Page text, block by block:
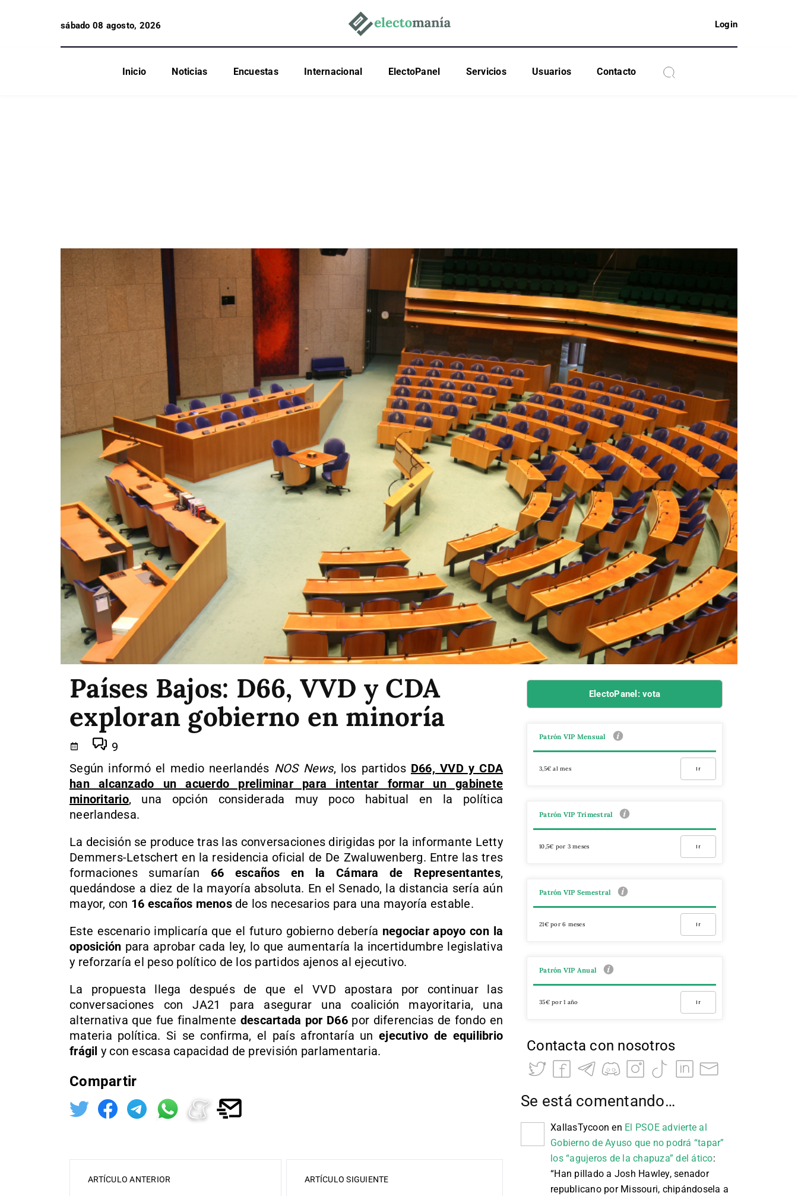
sábado 08 agosto, 2026 Login
Inicio Noticias Encuestas Internacional ElectoPanel Servicios Usuarios Contacto
Países Bajos: D66, VVD y CDA
exploran gobierno en minoría
9
Según informó el medio neerlandés NOS News, los partidos D66, VVD y CDA
han alcanzado un acuerdo preliminar para intentar formar un gabinete
minoritario, una opción considerada muy poco habitual en la política
neerlandesa.
La decisión se produce tras las conversaciones dirigidas por la informante Letty
Demmers-Letschert en la residencia oficial de De Zwaluwenberg. Entre las tres
formaciones sumarían 66 escaños en la Cámara de Representantes,
quedándose a diez de la mayoría absoluta. En el Senado, la distancia sería aún
mayor, con 16 escaños menosde los necesarios para una mayoría estable.
Este escenario implicaría que el futuro gobierno debería negociar apoyo con la
oposición para aprobar cada ley, lo que aumentaría la incertidumbre legislativa
y reforzaría el peso político de los partidos ajenos al ejecutivo.
La propuesta llega después de que el VVD apostara por continuar las
conversaciones con JA21 para asegurar una coalición mayoritaria, una
alternativa que fue finalmente descartada por D66 por diferencias de fondo en
materia política. Si se confirma, el país afrontaría unejecutivo de equilibrio
frágil y con escasa capacidad de previsión parlamentaria.
Compartir
ARTÍCULO ANTERIOR ARTÍCULO SIGUIENTE
ElectoPanel: vota
Patrón VIP Mensual
3,5€ al mes Ir
Patrón VIP Trimestral
10,5€ por 3 meses Ir
Patrón VIP Semestral
21€ por 6 meses Ir
Patrón VIP Anual
35€ por 1 año Ir
Contacta con nosotros
Se está comentando…
XallasTycoon en El PSOE advierte al
Gobierno de Ayuso que no podrá “tapar”
los “agujeros de la chapuza” del ático:
“Han pillado a Josh Hawley, senador
republicano por Missouri, chipándosela a